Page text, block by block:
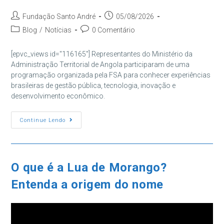
Autor
do
Fundação Santo André
Post
publicado:
05/08/2026
Categoria
post:
Blog / Notícias
Comentários
post:
0 Comentário
[epvc_views id="116165"] Representantes do Ministério da
Administração Territorial de Angola participaram de uma
programação organizada pela FSA para conhecer experiências
brasileiras de gestão pública, tecnologia, inovação e
desenvolvimento econômico.
Continue Lendo
Delegação
De
E
Conhece
Gestão
Pública
O que é a Lua de Morango?
Entenda a origem do nome